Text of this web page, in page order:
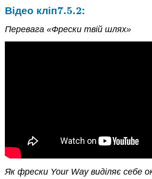
Відео кліп7.5.2
7.5.2:
Перевага «Фрески твій шлях»
Як фрески Your Way виділяє себе